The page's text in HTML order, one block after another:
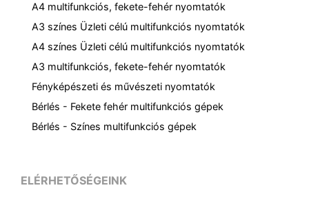
A4 multifunkciós, fekete-fehér nyomtatók
A3 színes Üzleti célú multifunkciós nyomtatók
A4 színes Üzleti célú multifunkciós nyomtatók
A3 multifunkciós, fekete-fehér nyomtatók
Fényképészeti és művészeti nyomtatók
Bérlés - Fekete fehér multifunkciós gépek
Bérlés - Színes multifunkciós gépek
ELÉRHETŐSÉGEINK